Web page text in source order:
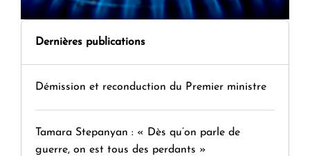
Dernières publications
Démission et reconduction du Premier ministre
Tamara Stepanyan : « Dès qu’on parle de
guerre, on est tous des perdants »